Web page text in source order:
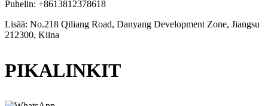
Puhelin: +8613812378618
Lisää: No.218 Qiliang Road, Danyang Development Zone, Jiangsu
212300, Kiina
PIKALINKIT